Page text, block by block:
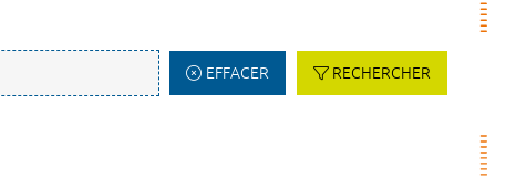
EFFACER RECHERCHER